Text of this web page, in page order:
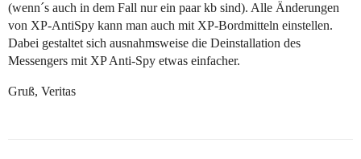
(wenn´s auch in dem Fall nur ein paar kb sind). Alle Änderungen
von XP-AntiSpy kann man auch mit XP-Bordmitteln einstellen.
Dabei gestaltet sich ausnahmsweise die Deinstallation des
Messengers mit XP Anti-Spy etwas einfacher.
Gruß, Veritas